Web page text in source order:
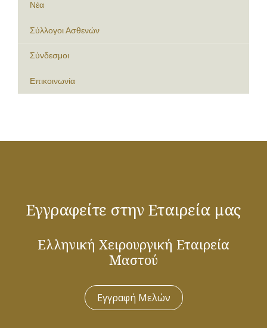
Νέα
Σύλλογοι Ασθενών
Σύνδεσμοι
Επικοινωνία
Εγγραφείτε στην Εταιρεία μας
Ελληνική Χειρουργική Εταιρεία
Μαστού
Εγγραφή Μελών